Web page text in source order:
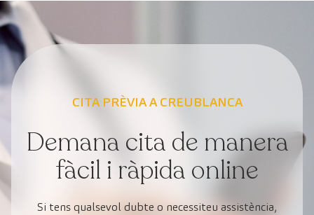
CITA PRÈVIA A CREUBLANCA
Demana cita de manera
fàcil i ràpida online
Si tens qualsevol dubte o necessiteu assistència,